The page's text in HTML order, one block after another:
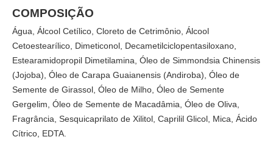
COMPOSIÇÃO
Água, Álcool Cetílico, Cloreto de Cetrimônio, Álcool
Cetoestearílico, Dimeticonol, Decametilciclopentasiloxano,
Estearamidopropil Dimetilamina, Óleo de Simmondsia Chinensis
(Jojoba), Óleo de Carapa Guaianensis (Andiroba), Óleo de
Semente de Girassol, Óleo de Milho, Óleo de Semente
Gergelim, Óleo de Semente de Macadâmia, Óleo de Oliva,
Fragrância, Sesquicaprilato de Xilitol, Caprilil Glicol, Mica, Ácido
Cítrico, EDTA.